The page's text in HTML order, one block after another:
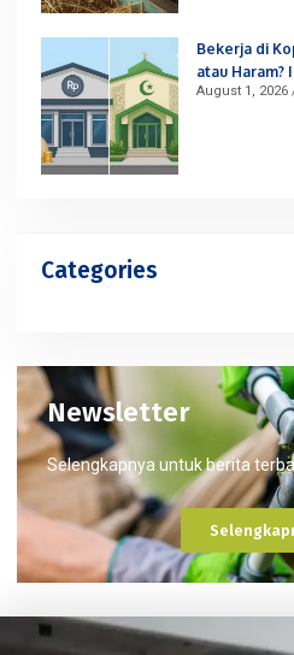
Bekerja di
atau Haram?
August 1, 2026
Categories
Newsletter
Selengkapnya untuk berita